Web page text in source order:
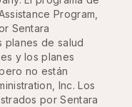
Program,
Sentara
planes de salud
y los planes
no están
Inc. Los
por Sentara